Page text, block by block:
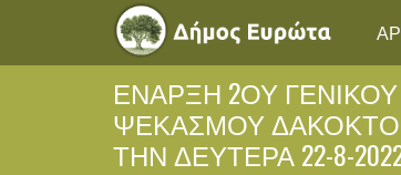
ΈΝΑΡΞΗ 2ΟΥ
ΨΕΚΑΣΜΟΥ
ΤΗΝ ΔΕΥΤΕΡΑ 22-8-